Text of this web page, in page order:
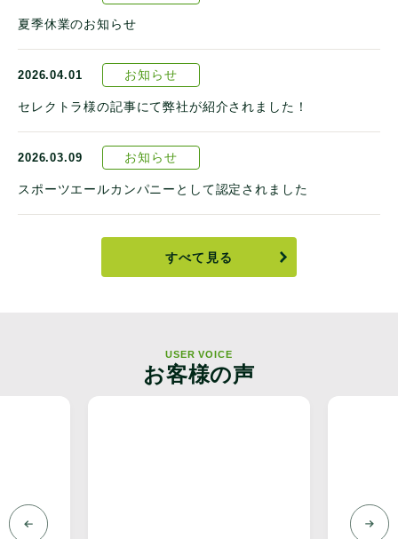
夏季休業のお知らせ
2026.04.01 お知らせ
セレクトラ様の記事にて弊社が紹介されました！
2026.03.09 お知らせ
スポーツエールカンパニーとして認定されました
すべて見る
USER VOICE
お客様の声